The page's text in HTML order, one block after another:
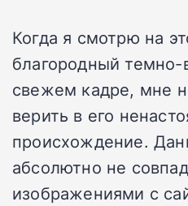
Когда я смотрю на
благородный
свежем кадре, мне
верить в его
происхождение.
абсолютно не
изображениями с